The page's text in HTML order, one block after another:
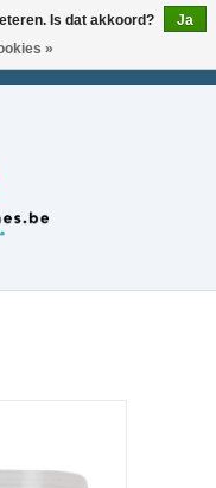
Is dat akkoord?
Ja
»